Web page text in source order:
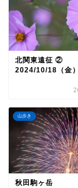
北関東遠征 ②
2024/10/18（金）
山歩き
秋田駒ヶ岳